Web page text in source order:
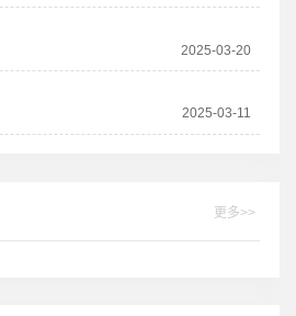
2025-03-20
2025-03-11
更多>>